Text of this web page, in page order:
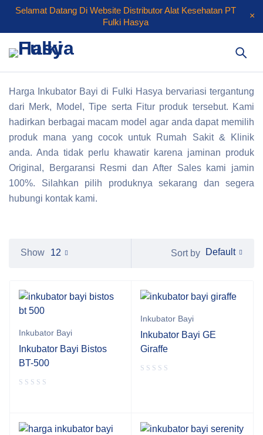
Selamat Datang Di Website Distributor Alat Kesehatan PT
Fulki Hasya
Harga Inkubator Bayi di Fulki Hasya bervariasi tergantung
dari Merk, Model, Tipe serta Fitur produk tersebut. Kami
hadirkan berbagai macam model agar anda dapat memilih
produk mana yang cocok untuk Rumah Sakit & Klinik
anda. Anda tidak perlu khawatir karena jaminan produk
Original, Bergaransi Resmi dan After Sales kami jamin
100%. Silahkan pilih produknya sekarang dan segera
hubungi kontak kami.
Sort by Default
Show 12
Inkubator Bayi
Inkubator Bayi Bistos
BT-500
Inkubator Bayi
Inkubator Bayi GE
Giraffe